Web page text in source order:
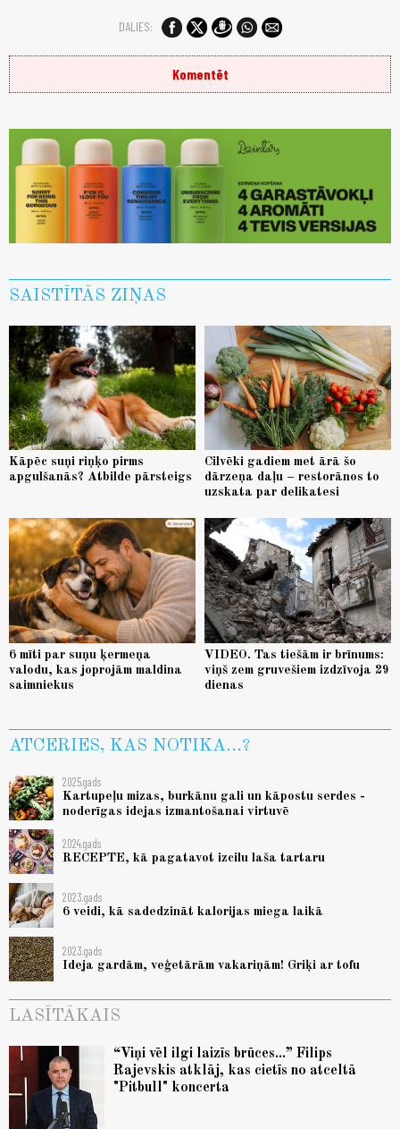
DALIES:
Komentēt
SAISTĪTĀS ZIŅAS
Kāpēc suņi riņķo pirms
apgulšanās? Atbilde pārsteigs
Cilvēki gadiem met ārā šo
dārzeņa daļu – restorānos to
uzskata par delikatesi
6 mīti par suņu ķermeņa
valodu, kas joprojām maldina
saimniekus
VIDEO. Tas tiešām ir brīnums:
viņš zem gruvešiem izdzīvoja 29
dienas
ATCERIES, KAS NOTIKA...?
2025.gads
Kartupeļu mizas, burkānu gali un kāpostu serdes -
noderīgas idejas izmantošanai virtuvē
2024.gads
RECEPTE, kā pagatavot izcilu laša tartaru
2023.gads
6 veidi, kā sadedzināt kalorijas miega laikā
2023.gads
Ideja gardām, veģetārām vakariņām! Griķi ar tofu
LASĪTĀKAIS
“Viņi vēl ilgi laizīs brūces...” Filips
Rajevskis atklāj, kas cietīs no atceltā
"Pitbull" koncerta